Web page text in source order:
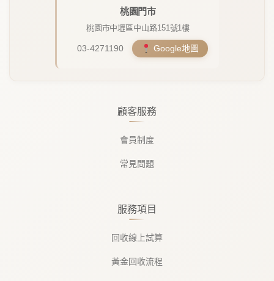
顧客服務
會員制度
常見問題
服務項目
回收線上試算
黃金回收流程
桃園門市
桃園市中壢區中山路151號1樓
03-4271190 Google地圖